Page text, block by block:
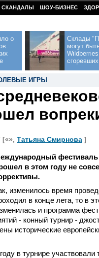
СКАНДАЛЫ ШОУ-БИЗНЕС
о
Склады
могут
ИГРЫ
[«», Татьяна Смирнова ]
фестиваль
в этом году не
изменилось время
в конце лета, то в
и программа
- конный турнир -
исторические
в турнире